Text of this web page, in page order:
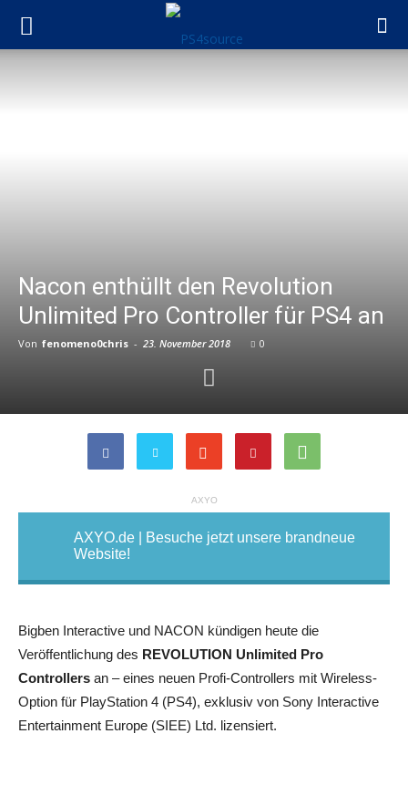
Nacon enthüllt den Revolution
Unlimited Pro Controller für PS4 an
Von fenomeno0chris - 23. November 2018 0
AXYO
AXYO.de | Besuche jetzt unsere brandneue
Website!
Bigben Interactive und NACON kündigen heute die
Veröffentlichung des REVOLUTION Unlimited Pro
Controllers an – eines neuen Profi-Controllers mit Wireless-
Option für PlayStation 4 (PS4), exklusiv von Sony Interactive
Entertainment Europe (SIEE) Ltd. lizensiert.